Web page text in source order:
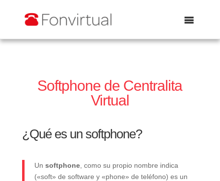
Abrir
Softphone de Centralita
Virtual
¿Qué es un softphone?
Un softphone, como su propio nombre indica
(«soft» de software y «phone» de teléfono) es un